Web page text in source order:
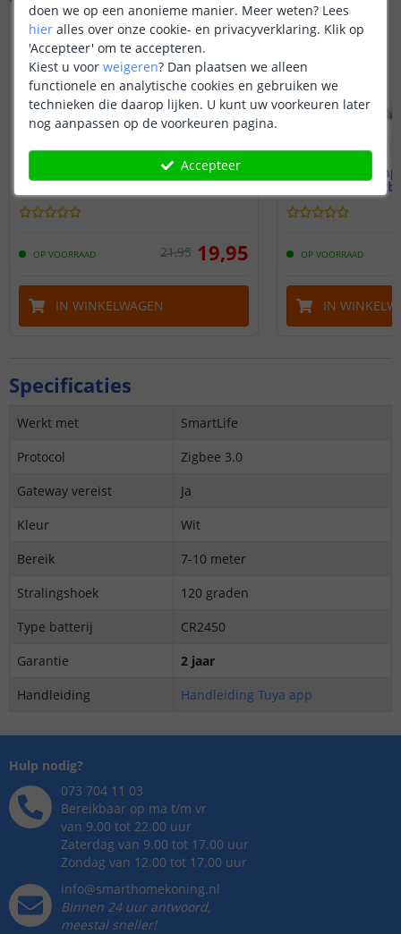
Slimme bewegingssensor
Zigbee 3.0
OP VOORRAAD 21,95 19,95
IN WINKELWAGEN
Slimme
OP VOORRAAD
IN
Specificaties
Werkt met
SmartLife
Protocol
Zigbee 3.0
Gateway vereist
Ja
Kleur
Wit
Bereik
7-10 meter
Stralingshoek
120 graden
Type batterij
CR2450
Garantie
2 jaar
Handleiding
Handleiding Tuya app
Hulp nodig?
073 704 11 03
Bereikbaar op ma t/m vr
van 9.00 tot 22.00 uur
Zaterdag van 9.00 tot 17.00 uur
Zondag van 12.00 tot 17.00 uur
info@smarthomekoning.nl
Binnen 24 uur antwoord,
meestal sneller!
doen we op een anonieme manier. Meer weten? Lees
hier alles over onze cookie- en privacyverklaring. Klik op
'Accepteer' om te accepteren.
Kiest u voor weigeren? Dan plaatsen we alleen
functionele en analytische cookies en gebruiken we
technieken die daarop lijken. U kunt uw voorkeuren later
nog aanpassen op de voorkeuren pagina.
Accepteer